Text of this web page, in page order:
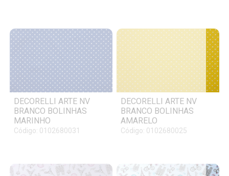
DECORELLI ARTE NV
BRANCO BOLINHAS
MARINHO
Código: 0102680031
DECORELLI ARTE NV
BRANCO BOLINHAS
AMARELO
Código: 0102680025